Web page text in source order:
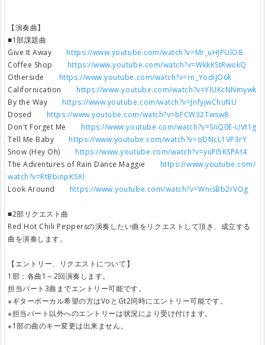
【演奏曲】
■1部課題曲
Give It Away https://www.youtube.com/watch?v=Mr_uHJPUlO8
Coffee Shop https://www.youtube.com/watch?v=WkkKStRwokQ
Otherside https://www.youtube.com/watch?v=rn_YodiJO6k
Californication https://www.youtube.com/watch?v=YlUKcNNmywk
By the Way https://www.youtube.com/watch?v=JnfyjwChuNU
Dosed https://www.youtube.com/watch?v=bFCW32Twsw8
Don't Forget Me https://www.youtube.com/watch?v=SnQ0E-UVt1g
Tell Me Baby https://www.youtube.com/watch?v=oDNcL1VP3rY
Snow (Hey Oh) https://www.youtube.com/watch?v=yuFI5KSPAt4
The Adventures of Rain Dance Maggie https://www.youtube.com/
watch?v=RtBbinpK5XI
Look Around https://www.youtube.com/watch?v=WnisBb2rVOg
■2部リクエスト曲
Red Hot Chili Peppersの演奏したい曲をリクエストして頂き、成立する
曲を演奏します。
【エントリー、リクエストについて】
1部：各曲1～2回演奏します。
担当パート3曲までエントリー可能です。
※ギターボーカル希望の方はVoとGt2同時にエントリー可能です。
※担当パート以外へのエントリーは状況により受け付けます。
※1部の曲のキー変更は出来ません。